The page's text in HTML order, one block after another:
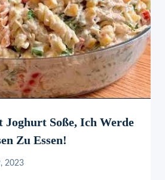
Soße, Ich Werde
Zu Essen!
2023